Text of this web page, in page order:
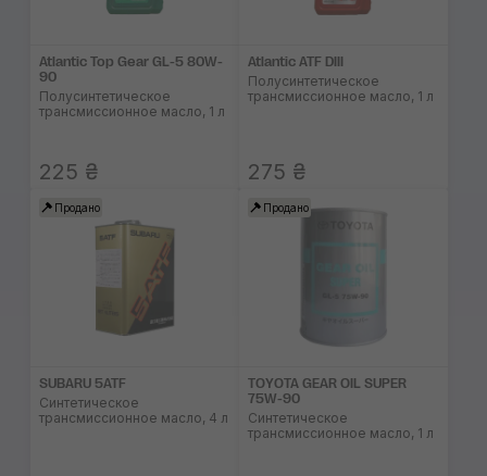
Atlantic Top Gear GL-5 80W-
90
Полусинтетическое
трансмиссионное масло, 1 л
225 ₴
Atlantic ATF DIII
Полусинтетическое
трансмиссионное масло, 1 л
275 ₴
Продано
SUBARU 5ATF
Синтетическое
трансмиссионное масло, 4 л
Продано
TOYOTA GEAR OIL SUPER
75W-90
Синтетическое
трансмиссионное масло, 1 л